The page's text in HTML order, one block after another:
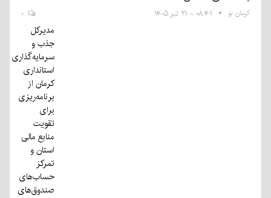
کرمان نو ۰۸:۴۱ - ۲۱ تیر ۱۴۰۵
مدیرکل
جذب و
سرمایه‌گذاری
استانداری
کرمان از
برنامه‌ریزی
برای
تقویت
منابع مالی
استان و
تمرکز
حساب‌های
صندوق‌های